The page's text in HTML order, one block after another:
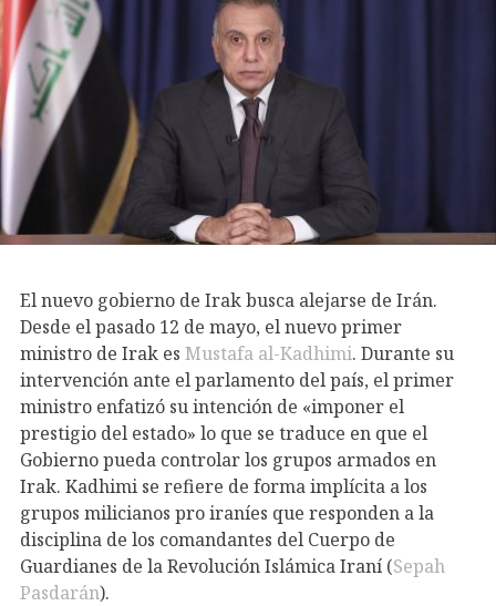
El nuevo gobierno de Irak busca alejarse de Irán.
Desde el pasado 12 de mayo, el nuevo primer
ministro de Irak es Mustafa al-Kadhimi. Durante su
intervención ante el parlamento del país, el primer
ministro enfatizó su intención de «imponer el
prestigio del estado» lo que se traduce en que el
Gobierno pueda controlar los grupos armados en
Irak. Kadhimi se refiere de forma implícita a los
grupos milicianos pro iraníes que responden a la
disciplina de los comandantes del Cuerpo de
Guardianes de la Revolución Islámica Iraní (Sepah
Pasdarán).